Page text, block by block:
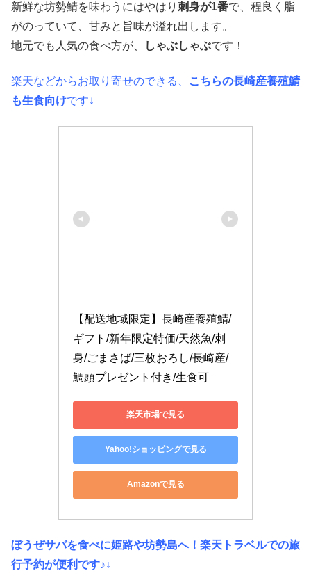
新鮮な坊勢鯖を味わうにはやはり 刺身が1番で、程良く脂
がのっていて、甘みと旨味が溢れ出します。
地元でも人気の食べ方が、
しゃぶしゃぶです！
楽天などからお取り寄せのできる、
こちらの長崎産養殖鯖
も生食向けです↓
【配送地域限定】長崎産養殖鯖/
ギフト/新年限定特価/天然魚/刺
身/ごまさば/三枚おろし/長崎産/
鯛頭プレゼント付き/生食可
楽天市場で見る
Yahoo!ショッピングで見る
Amazonで見る
ぼうぜサバを食べに姫路や坊勢島へ！楽天トラベルでの旅
行予約が便利です♪↓